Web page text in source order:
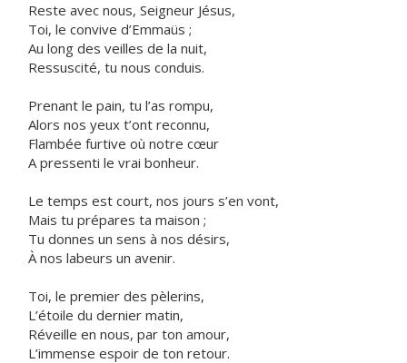
Reste avec nous, Seigneur Jésus,
Toi, le convive d’Emmaüs ;
Au long des veilles de la nuit,
Ressuscité, tu nous conduis.
Prenant le pain, tu l’as rompu,
Alors nos yeux t’ont reconnu,
Flambée furtive où notre cœur
A pressenti le vrai bonheur.
Le temps est court, nos jours s’en vont,
Mais tu prépares ta maison ;
Tu donnes un sens à nos désirs,
À nos labeurs un avenir.
Toi, le premier des pèlerins,
L’étoile du dernier matin,
Réveille en nous, par ton amour,
L’immense espoir de ton retour.